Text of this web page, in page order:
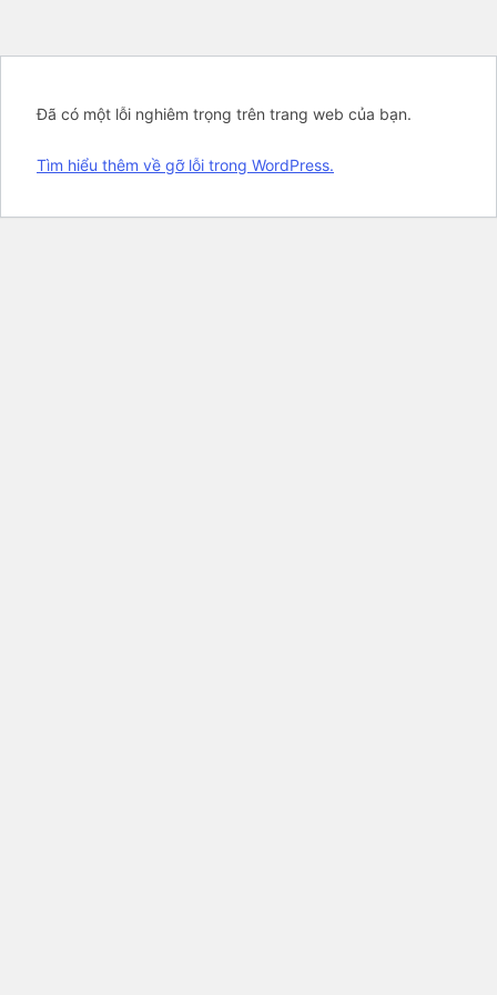
Đã có một lỗi nghiêm trọng trên trang web của bạn.
Tìm hiểu thêm về gỡ lỗi trong WordPress.